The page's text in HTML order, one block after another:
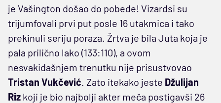
je Vašington došao do pobede! Vizardsi su
trijumfovali prvi put posle 16 utakmica i tako
prekinuli seriju poraza. Žrtva je bila Juta koja je
pala prilično lako (133:110), a ovom
nesvakidašnjem trenutku nije prisustvovao
Tristan Vukčević. Zato itekako jeste Džulijan
Riz koji je bio najbolji akter meča postigavši 26